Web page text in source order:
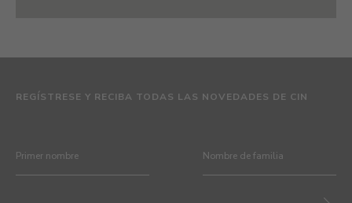
REGÍSTRESE Y RECIBA TODAS LAS NOVEDADES DE CIN